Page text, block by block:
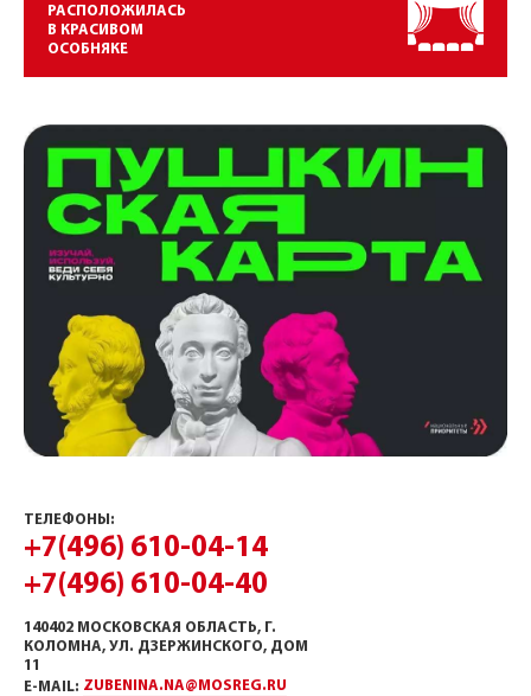
РАСПОЛОЖИЛАСЬ
В КРАСИВОМ
ОСОБНЯКЕ
ТЕЛЕФОНЫ:
+7(496) 610-04-14
+7(496) 610-04-40
140402 МОСКОВСКАЯ ОБЛАСТЬ, Г.
КОЛОМНА, УЛ. ДЗЕРЖИНСКОГО, ДОМ
11
E-MAIL: ZUBENINA.NA@MOSREG.RU